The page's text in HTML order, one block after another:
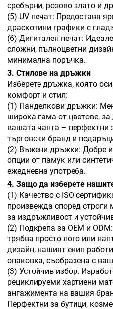
сребърни, розово злато и
(5) UV печат: Предоставя
драскотини графики с
(6) Дигитален печат:
сложни, пълноцветни
минимална поръчка.
3. Стилове на дръжки
Изберете дръжка, която
комфорт и стил:
(1) Панделкови дръжки:
широка гама от цветове,
вашата чанта – перфектни
търговски бранд и
(2) Въжени дръжки: Добре
опции от памук или
ежедневна употреба.
4. Защо да изберете
(1) Качество с ISO
произвежда според строги
за издръжливост и
(2) Подкрепа за OEM и
трябва просто лого или
дизайн, нашият екип
опаковка, съобразена с
(3) Устойчив избор:
рециклируеми хартиени
ангажимента на вашия
Перфектни за бутици,